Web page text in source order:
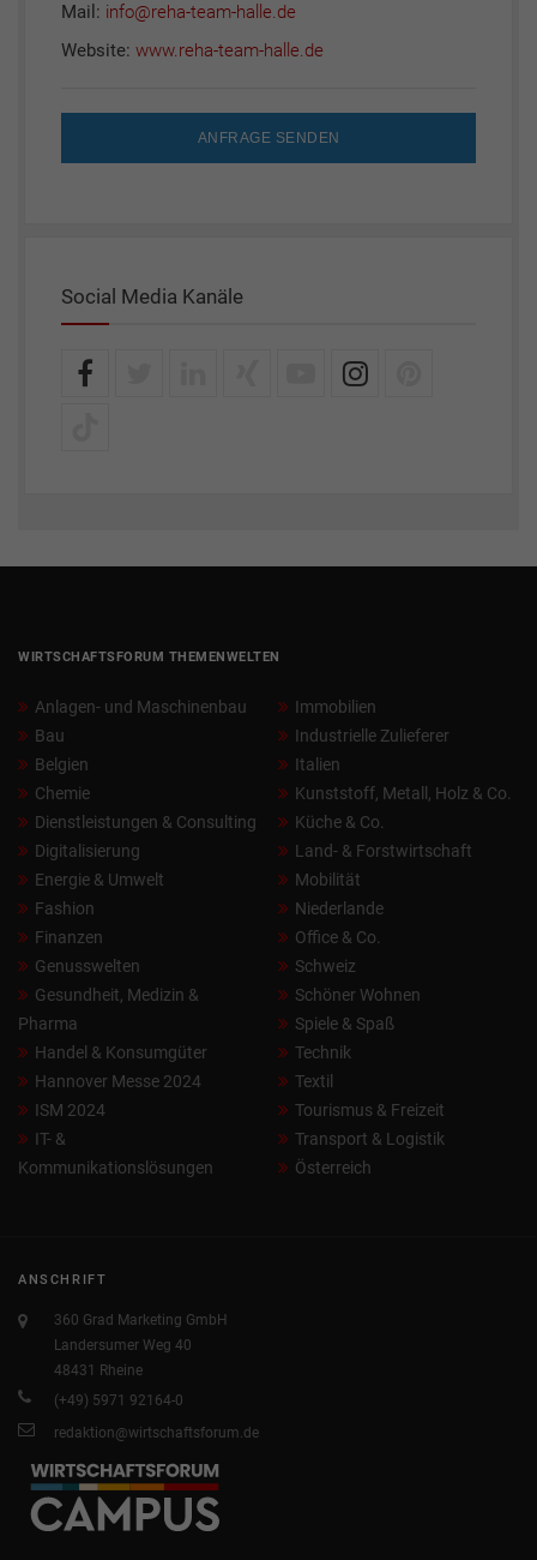
Mail: info@reha-team-halle.de
Website: www.reha-team-halle.de
ANFRAGE SENDEN
Social Media Kanäle
WIRTSCHAFTSFORUM THEMENWELTEN
Anlagen- und Maschinenbau
Bau
Belgien
Chemie
Dienstleistungen & Consulting
Digitalisierung
Energie & Umwelt
Fashion
Finanzen
Genusswelten
Gesundheit, Medizin &
Pharma
Handel & Konsumgüter
Hannover Messe 2024
ISM 2024
IT- &
Kommunikationslösungen
Immobilien
Industrielle Zulieferer
Italien
Kunststoff, Metall, Holz & Co.
Küche & Co.
Land- & Forstwirtschaft
Mobilität
Niederlande
Office & Co.
Schweiz
Schöner Wohnen
Spiele & Spaß
Technik
Textil
Tourismus & Freizeit
Transport & Logistik
Österreich
ANSCHRIFT
360 Grad Marketing GmbH
Landersumer Weg 40
48431 Rheine
(+49) 5971 92164-0
redaktion@wirtschaftsforum.de